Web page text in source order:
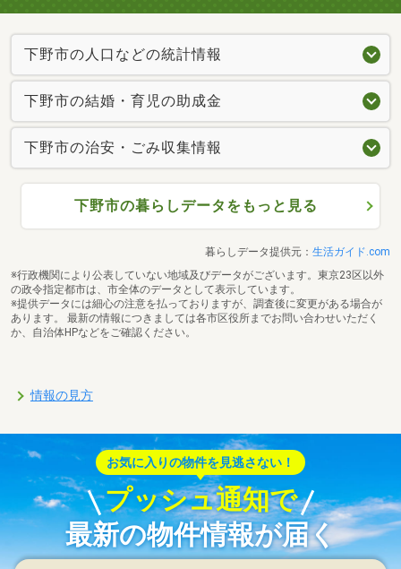
下野市の人口などの統計情報
下野市の結婚・育児の助成金
下野市の治安・ごみ収集情報
下野市の暮らしデータをもっと見る
暮らしデータ提供元： 生活ガイド.com
※行政機関により公表していない地域及びデータがございます。東京23区以外
の政令指定都市は、市全体のデータとして表示しています。
※提供データには細心の注意を払っておりますが、調査後に変更がある場合が
あります。 最新の情報につきましては各市区役所までお問い合わせいただく
か、自治体HPなどをご確認ください。
情報の見方
お気に入りの物件を見逃さない！
プッシュ通知で
最新の物件情報が届く